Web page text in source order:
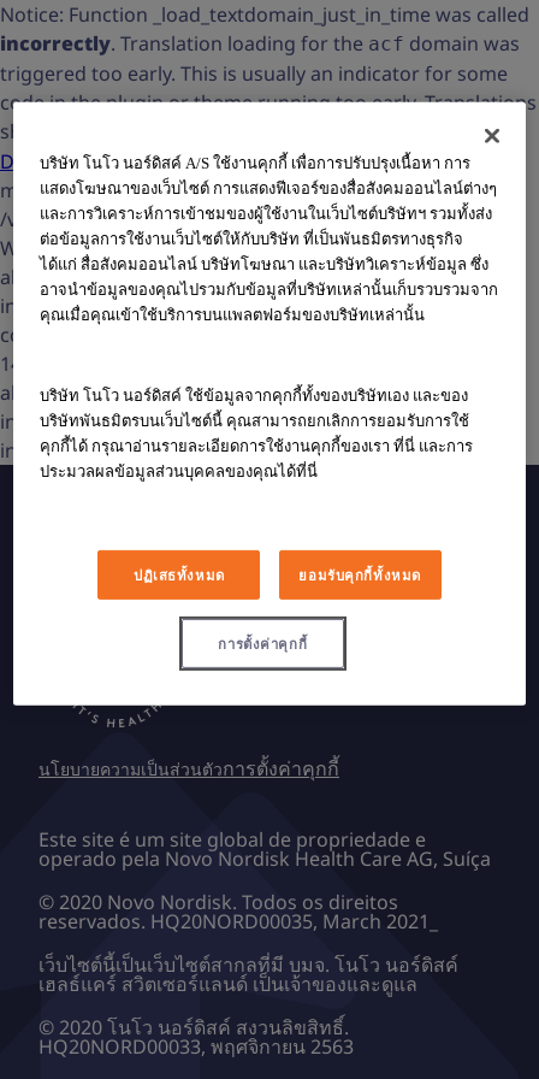
Notice: Function _load_textdomain_just_in_time was called
incorrectly. Translation loading for the acf domain was
triggered too early. This is usually an indicator for some
code in the plugin or theme running too early. Translations
should be loaded at the
action or later. Please see
Debugging in WordPressfor more information. (This
message was added in version 6.7.0.) in
/var/www/html/wp-includes/functions.php on line 6121
Warning: Cannot modify header information - headers
already sent by (output started at /var/www/html/wp-
includes/functions.php:6121) in /var/www/html/wp-
content/themes/lxl-novo-mth/inc/lxl-headers.php on line
14 Warning: Cannot modify header information - headers
already sent by (output started at /var/www/html/wp-
includes/functions.php:6121) in /var/www/html/wp-
includes/functions.php on line 7144
นโยบายความเป็นส่วนตัวการตั้งค่าคุกกี้
Este site é um site global de propriedade e
operado pela Novo Nordisk Health Care AG, Suíça
© 2020 Novo Nordisk. Todos os direitos
reservados. HQ20NORD00035, March 2021_
เว็บไซต์นี้เป็นเว็บไซต์สากลที่มี บมจ. โนโว นอร์ดิสค์
เฮลธ์แคร์ สวิตเซอร์แลนด์ เป็นเจ้าของและดูแล
© 2020 โนโว นอร์ดิสค์ สงวนลิขสิทธิ์.
HQ20NORD00033, พฤศจิกายน 2563
บริษัท โนโว นอร์ดิสค์ A/S ใช้งานคุกกี้ เพื่อการปรับปรุงเนื้อหา การ
แสดงโฆษณาของเว็บไซต์ การแสดงฟีเจอร์ของสื่อสังคมออนไลน์ต่างๆ
และการวิเคราะห์การเข้าชมของผู้ใช้งานในเว็บไซต์บริษัทฯ รวมทั้งส่ง
ต่อข้อมูลการใช้งานเว็บไซต์ให้กับบริษัท ที่เป็นพันธมิตรทางธุรกิจ
ได้แก่ สื่อสังคมออนไลน์ บริษัทโฆษณา และบริษัทวิเคราะห์ข้อมูล ซึ่ง
อาจนำข้อมูลของคุณไปรวมกับข้อมูลที่บริษัทเหล่านั้นเก็บรวบรวมจาก
คุณเมื่อคุณเข้าใช้บริการบนแพลตฟอร์มของบริษัทเหล่านั้น
บริษัท โนโว นอร์ดิสค์ ใช้ข้อมูลจากคุกกี้ทั้งของบริษัทเอง และของ
บริษัทพันธมิตรบนเว็บไซต์นี้ คุณสามารถยกเลิกการยอมรับการใช้
คุกกี้ได้ กรุณาอ่านรายละเอียดการใช้งานคุกกี้ของเรา ที่นี่ และการ
ประมวลผลข้อมูลส่วนบุคคลของคุณได้ที่นี่
ปฏิเสธทั้งหมด ยอมรับคุกกี้ทั้งหมด
การตั้งค่าคุกกี้